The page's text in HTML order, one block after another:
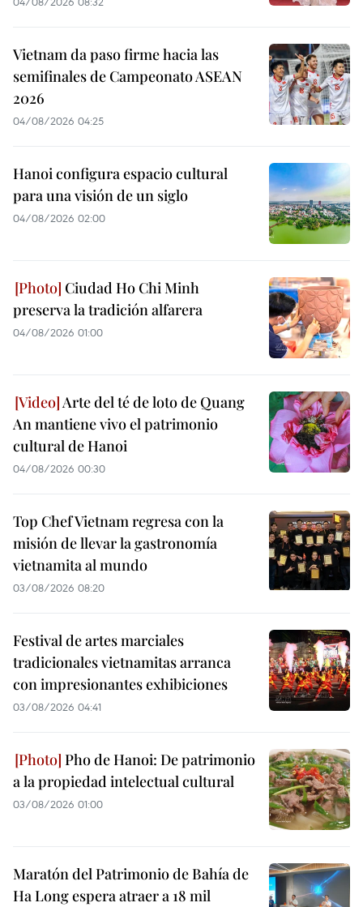
Vietnam da paso firme hacia las
semifinales de Campeonato ASEAN
2026
04/08/2026 04:25
Hanoi configura espacio cultural
para una visión de un siglo
04/08/2026 02:00
Ciudad Ho Chi Minh
preserva la tradición alfarera
04/08/2026 01:00
Arte del té de loto de Quang
An mantiene vivo el patrimonio
cultural de Hanoi
04/08/2026 00:30
Top Chef Vietnam regresa con la
misión de llevar la gastronomía
vietnamita al mundo
03/08/2026 08:20
Festival de artes marciales
tradicionales vietnamitas arranca
con impresionantes exhibiciones
03/08/2026 04:41
Pho de Hanoi: De patrimonio
a la propiedad intelectual cultural
03/08/2026 01:00
Maratón del Patrimonio de Bahía de
Ha Long espera atraer a 18 mil